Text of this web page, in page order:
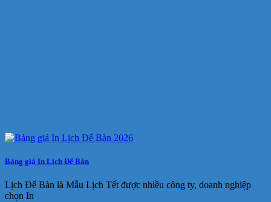
Bảng giá In Lịch Để Bàn
Lịch Để Bàn là Mẫu Lịch Tết được nhiều công ty, doanh nghiệp
chọn In